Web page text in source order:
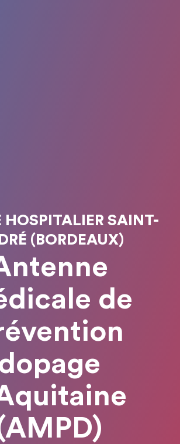
HOSPITALIER SAINT-
(BORDEAUX)
de